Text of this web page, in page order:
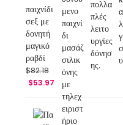
παιχνίδι
σεξ με
δονητή
μαγικό
ραβδί
$82.18
$53.97